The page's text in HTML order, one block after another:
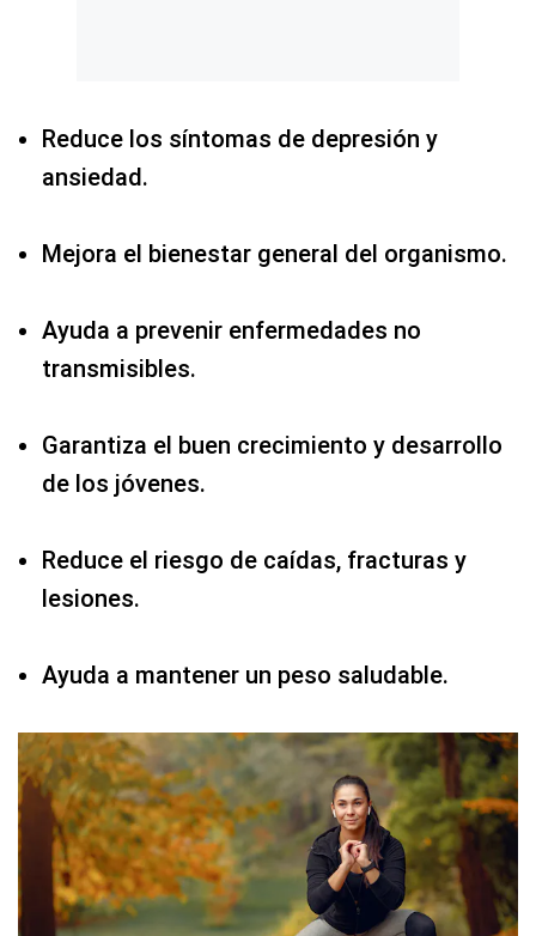
Reduce los síntomas de depresión y
ansiedad.
Mejora el bienestar general del organismo.
Ayuda a prevenir enfermedades no
transmisibles.
Garantiza el buen crecimiento y desarrollo
de los jóvenes.
Reduce el riesgo de caídas, fracturas y
lesiones.
Ayuda a mantener un peso saludable.